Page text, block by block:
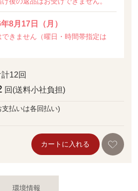
8月17日（月）
きません（曜日・時間帯指定は
12回
回(送料小社負担)
払いは各回払い)
カートに入れる
環境情報